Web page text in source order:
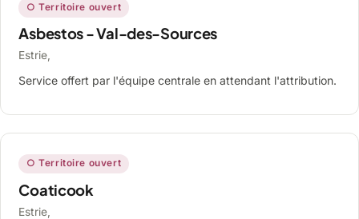
○ Territoire ouvert
Asbestos - Val-des-Sources
Estrie,
Service offert par l'équipe centrale en attendant l'attribution.
○ Territoire ouvert
Coaticook
Estrie,